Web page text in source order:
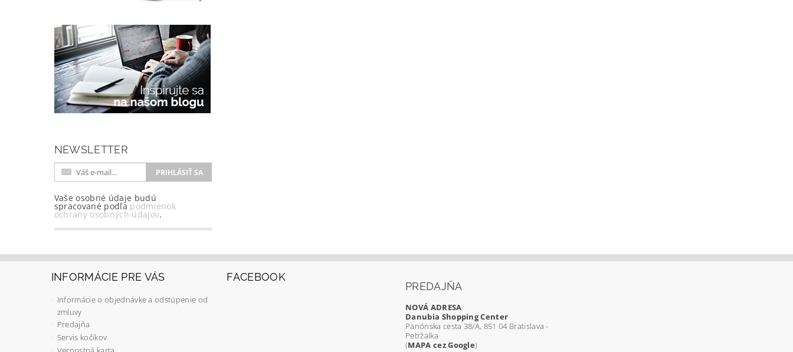
NEWSLETTER
Vaše osobné údaje budú
spracované podľa podmienok
ochrany osobných údajov.
INFORMÁCIE PRE VÁS
Informácie o objednávke a odstúpenie od
zmluvy
Predajňa
Servis kočíkov
FACEBOOK
PREDAJŇA
NOVÁ ADRESA
Danubia Shopping Center
Panónska cesta 38/A, 851 04 Bratislava -
Petržalka
(MAPA cez Google)